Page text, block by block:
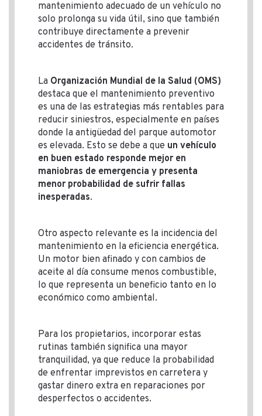
mantenimiento adecuado de un vehículo no
solo prolonga su vida útil, sino que también
contribuye directamente a prevenir
accidentes de tránsito.
La Organización Mundial de la Salud (OMS)
destaca que el mantenimiento preventivo
es una de las estrategias más rentables para
reducir siniestros, especialmente en países
donde la antigüedad del parque automotor
es elevada. Esto se debe a que un vehículo
en buen estado responde mejor en
maniobras de emergencia y presenta
menor probabilidad de sufrir fallas
inesperadas.
Otro aspecto relevante es la incidencia del
mantenimiento en la eficiencia energética.
Un motor bien afinado y con cambios de
aceite al día consume menos combustible,
lo que representa un beneficio tanto en lo
económico como ambiental.
Para los propietarios, incorporar estas
rutinas también significa una mayor
tranquilidad, ya que reduce la probabilidad
de enfrentar imprevistos en carretera y
gastar dinero extra en reparaciones por
desperfectos o accidentes.